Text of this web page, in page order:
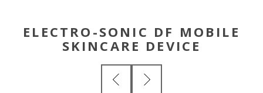
ELECTRO-SONIC DF MOBILE
SKINCARE DEVICE